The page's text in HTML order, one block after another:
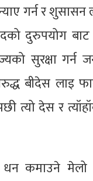
गर्न र शुसासन
दुरुपयोग
सुरक्षा गर्न
बीदेस लाइ
त्यो देस र
कमाउने